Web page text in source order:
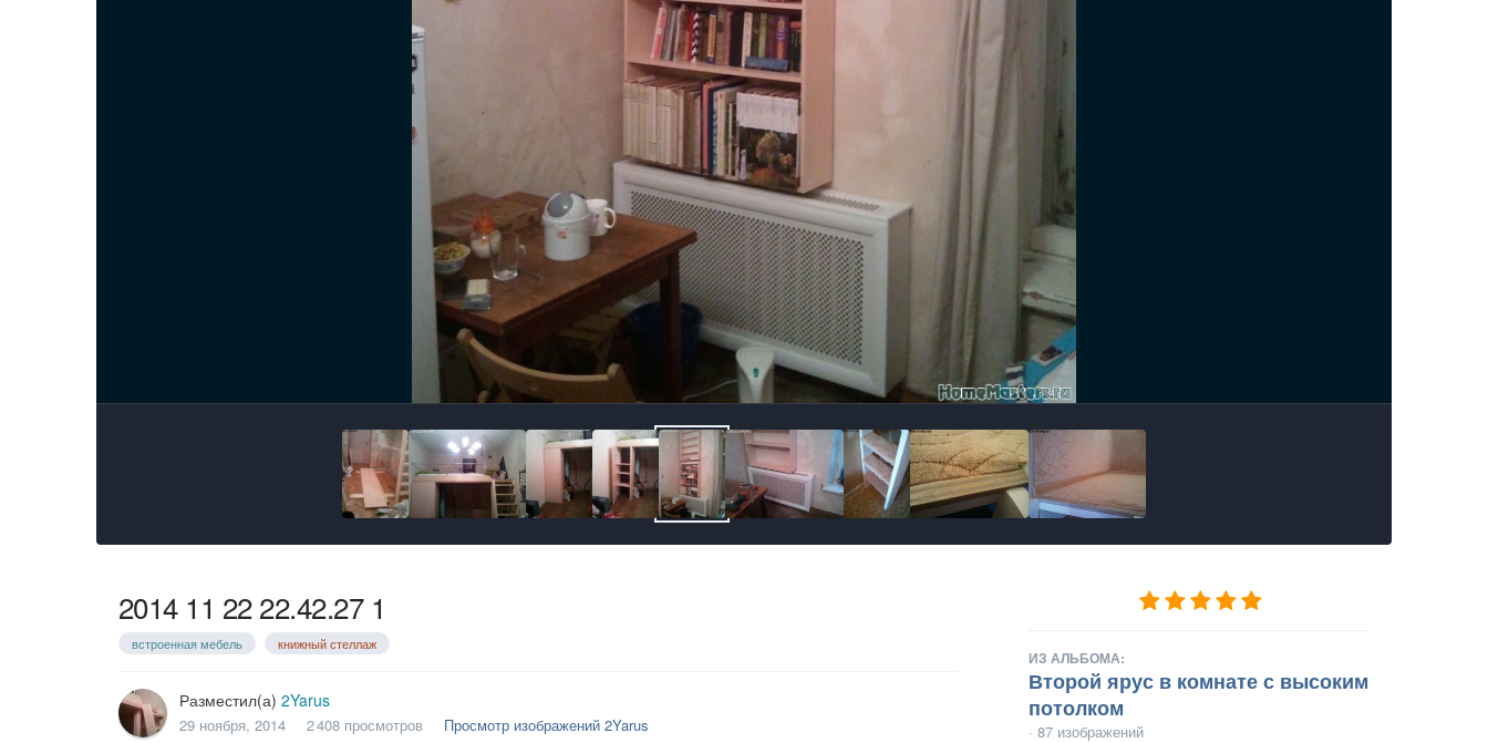
2014 11 22 22.42.27 1
встроенная мебель книжный стеллаж
Разместил(а) 2Yarus
29 ноября, 2014 2 408 просмотров Просмотр изображений 2Yarus
ИЗ АЛЬБОМА:
Второй ярус в комнате с высоким
потолком
· 87 изображений